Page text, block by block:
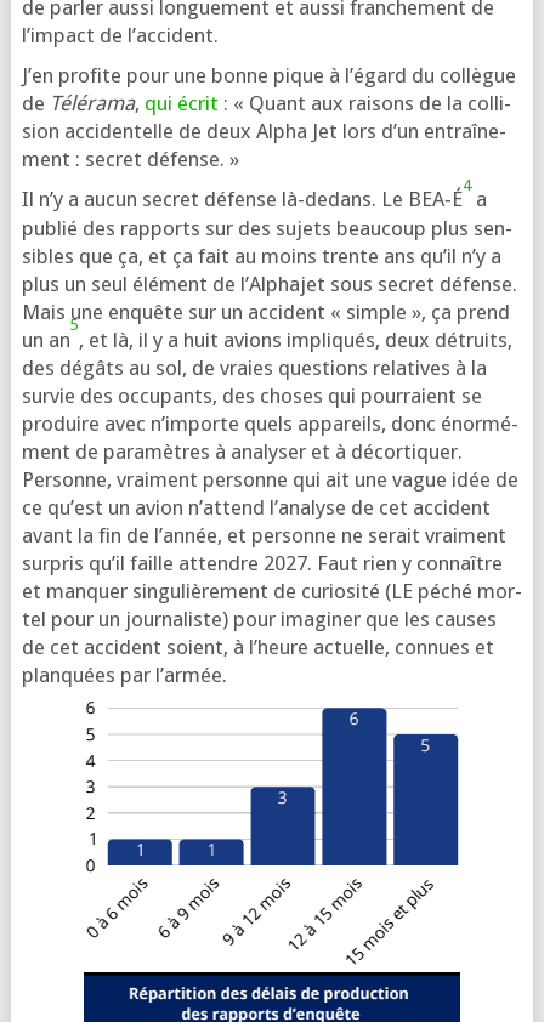
de par­ler aus­si lon­gue­ment et aus­si fran­che­ment de
l’im­pact de l’accident.
J’en pro­fite pour une bonne pique à l’é­gard du col­lègue
de Télérama, qui écrit : « Quant aux rai­sons de la col­li­
sion acci­den­telle de deux Alpha Jet lors d’un entraî­ne­
ment : secret défense. »
Il n’y a aucun secret défense là-dedans. Le BEA‑É
4
a
publié des rap­ports sur des sujets beau­coup plus sen­
sibles que ça, et ça fait au moins trente ans qu’il n’y a
plus un seul élé­ment de l’Alphajet sous secret défense.
Mais une enquête sur un acci­dent « simple », ça prend
un an
5
, et là, il y a huit avions impli­qués, deux détruits,
des dégâts au sol, de vraies ques­tions rela­tives à la
sur­vie des occu­pants, des choses qui pour­raient se
pro­duire avec n’im­porte quels appa­reils, donc énor­mé­
ment de para­mètres à ana­ly­ser et à décor­ti­quer.
Personne, vrai­ment per­sonne qui ait une vague idée de
ce qu’est un avion n’at­tend l’a­na­lyse de cet acci­dent
avant la fin de l’an­née, et per­sonne ne serait vrai­ment
sur­pris qu’il faille attendre 2027. Faut rien y connaître
et man­quer sin­gu­liè­re­ment de curio­si­té (LE péché mor­
tel pour un jour­na­liste) pour ima­gi­ner que les causes
de cet acci­dent soient, à l’heure actuelle, connues et
plan­quées par l’armée.